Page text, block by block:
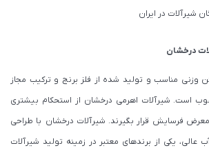
شیرآلات در ایران
درخشان
وزنی مناسب و تولید شده از فلز برنج و ترکیب مجاز
است. شیرآلات اهرمی درخشان از استحکام بیشتری
معرض فرسایش قرار بگیرند. شیرآلات درخشان با طراحی
عالی، یکی از برندهای معتبر در زمینه تولید شیرآلات